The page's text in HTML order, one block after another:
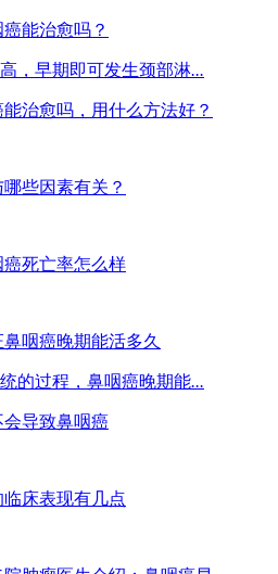
能治愈吗？
，早期即可发生颈部淋...
治愈吗，用什么方法好？
些因素有关？
死亡率怎么样
咽癌晚期能活多久
的过程，鼻咽癌晚期能...
导致鼻咽癌
床表现有几点